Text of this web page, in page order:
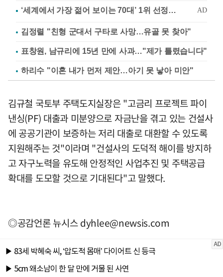
김정렬 "친형 군대서 구타로 사망…유골 못 찾아"
표창원, 남규리에 15년 만에 사과…"제가 틀렸습니다"
하리수 "이혼 내가 먼저 제안…아기 못 낳아 미안"
김규철 국토부 주택도지실장은 "고금리 프로젝트 파이
낸싱(PF) 대출과 미분양으로 자금난을 겪고 있는 건설사
에 공공기관이 보증하는 저리 대출로 대환할 수 있도록
지원해주는 것"이라며 "건설사의 도덕적 해이를 방지하
고 자구노력을 유도해 안정적인 사업추진 및 주택공급
확대를 도모할 것으로 기대된다"고 말했다.
◎공감언론 뉴시스dyhlee@newsis.com